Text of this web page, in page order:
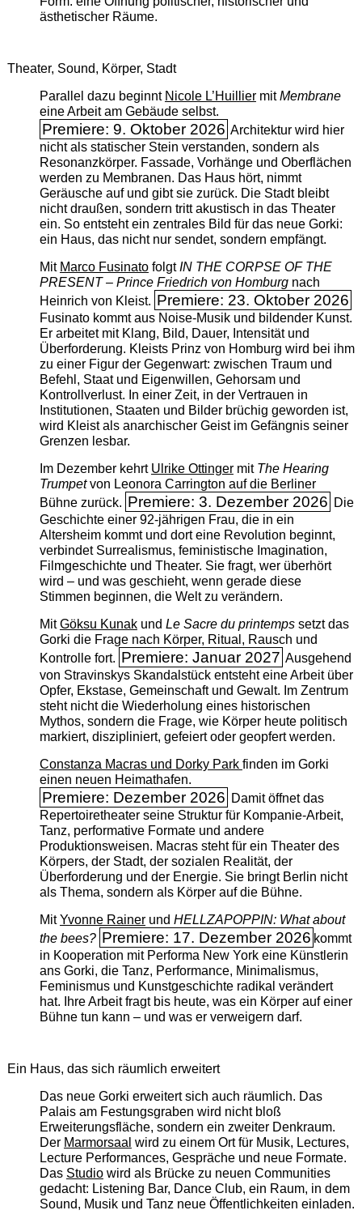
ästhetischer Räume.
Theater, Sound, Körper, Stadt
Parallel dazu beginnt Nicole L’Huilliermit ­Membrane
eine Arbeit am Gebäude selbst.
Premiere: 9. Oktober 2026 Architektur wird hier
nicht als statischer Stein verstanden, sondern als
Resonanzkörper. Fassade, Vorhänge und Oberflächen
werden zu Membranen. Das Haus hört, nimmt
Geräusche auf und gibt sie zurück. Die Stadt bleibt
nicht draußen, sondern tritt akustisch in das Theater
ein. So entsteht ein zentrales Bild für das neue Gorki:
ein Haus, das nicht nur sendet, sondern empfängt.
Mit Marco FusinatofolgtIN THE CORPSE OF THE
PRESENT – Prince Friedrich von Homburgnach
Heinrich von Kleist. Premiere: 23. Oktober 2026
Fusinato kommt aus Noise-Musik und bildender Kunst.
Er arbeitet mit Klang, Bild, Dauer, Intensität und
Überforderung. Kleists Prinz von Homburg wird bei ihm
zu einer Figur der Gegenwart: zwischen Traum und
Befehl, Staat und Eigenwillen, Gehorsam und
Kontrollverlust. In einer Zeit, in der Vertrauen in
Institutionen, Staaten und Bilder brüchig geworden ist,
wird Kleist als anarchischer Geist im Gefängnis seiner
Grenzen lesbar.
Im Dezember kehrt Ulrike Ottingermit The ­Hearing
Trumpetvon Leonora Carrington auf die Berliner
Bühne zurück. Premiere: 3. Dezember 2026 Die
Geschichte einer 92-jährigen Frau, die in ein
Altersheim kommt und dort eine Revolution beginnt,
verbindet Surrealismus, feministische Imagination,
Filmgeschichte und Theater. Sie fragt, wer überhört
wird – und was geschieht, wenn gerade diese
Stimmen beginnen, die Welt zu verändern.
MitGöksu Kunakund Le Sacre du printempssetzt das
Gorki die Frage nach Körper, Ritual, Rausch und
Kontrolle fort. Premiere: Januar 2027 Ausgehend
von Stravinskys Skandalstück entsteht eine Arbeit über
Opfer, Ekstase, Gemeinschaft und Gewalt. Im Zentrum
steht nicht die Wiederholung eines historischen
Mythos, sondern die Frage, wie Körper heute politisch
markiert, diszipliniert, gefeiert oder geopfert werden.
Constanza Macras und Dorky Park finden im Gorki
einen neuen Heimathafen.
Premiere: Dezember 2026 Damit öffnet das
Repertoiretheater seine Struktur für Kompanie-Arbeit,
Tanz, performative Formate und andere
Produktionsweisen. Macras steht für ein Theater des
Körpers, der Stadt, der sozialen Realität, der
Überforderung und der Energie. Sie bringt Berlin nicht
als Thema, sondern als Körper auf die Bühne.
MitYvonne Rainerund HELLZAPOPPIN: What about
the bees? Premiere: 17. Dezember 2026 kommt
in Kooperation mit Performa New York eine Künstlerin
ans Gorki, die Tanz, Performance, Minimalismus,
Feminismus und Kunstgeschichte radikal verändert
hat. Ihre Arbeit fragt bis heute, was ein Körper auf einer
Bühne tun kann – und was er verweigern darf.
Ein Haus, das sich räumlich erweitert
Das neue Gorki erweitert sich auch räumlich. Das
Palais am Festungsgraben wird nicht bloß
Erweiterungsfläche, sondern ein zweiter Denkraum.
Der Marmorsaal wird zu einem Ort für Musik, Lectures,
Lecture Performances, Gespräche und neue Formate.
Das Studiowird als Brücke zu neuen Communities
gedacht: Listening Bar, Dance Club, ein Raum, in dem
Sound, Musik und Tanz neue Öffentlichkeiten einladen.